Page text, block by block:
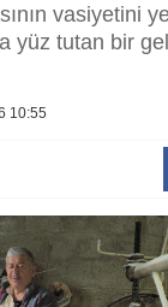
vasiyetini
yüz tutan bir
10:55